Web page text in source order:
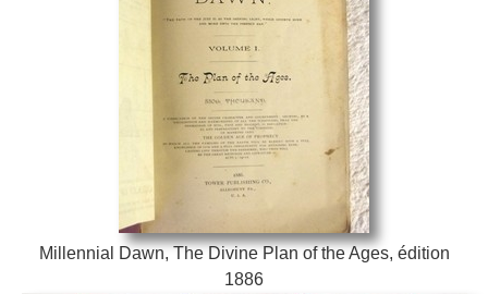
Millennial Dawn, The Divine Plan of the Ages, édition
1886